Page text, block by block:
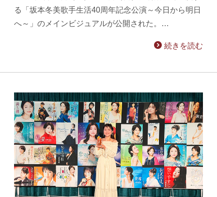
る「坂本冬美歌手生活40周年記念公演～今日から明日
へ～」のメインビジュアルが公開された。…
続きを読む